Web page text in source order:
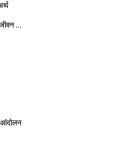
जीवन …
आंदोलन